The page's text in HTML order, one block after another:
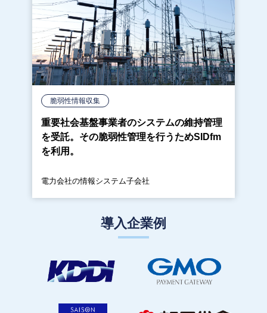
脆弱性情報収集
重要社会基盤事業者のシステムの維持管理
を受託。その脆弱性管理を行うためSIDfm
を利用。
電力会社の情報システム子会社
導入企業例